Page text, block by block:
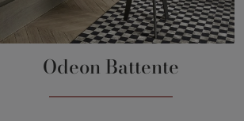
Odeon Battente